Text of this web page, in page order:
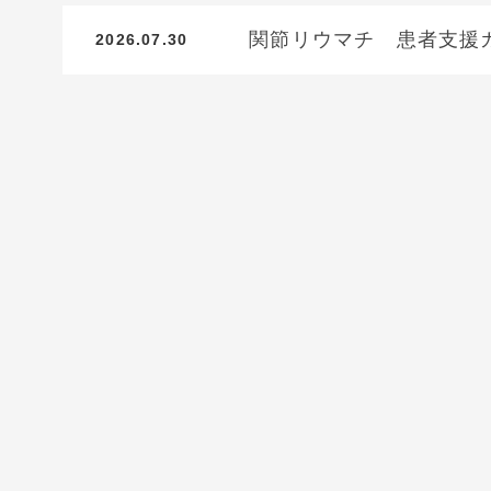
2026.07.30 関節リウマチ 患者支援